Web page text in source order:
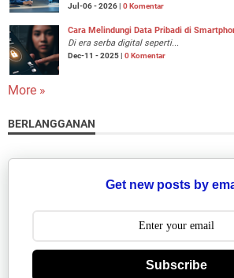
Jul-06 - 2026 | 0 Komentar
Cara Melindungi Data Pribadi di
Di era serba digital seperti...
Dec-11 - 2025 | 0 Komentar
More »
BERLANGGANAN
Get new posts by
Subscribe